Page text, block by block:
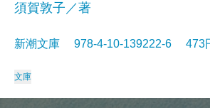
須賀敦子／著
新潮文庫 978-4-10-139222-6
文庫